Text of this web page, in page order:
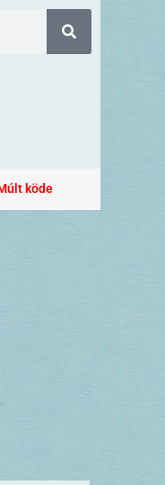
köde